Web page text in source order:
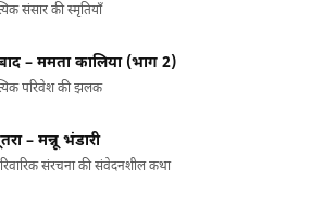
संसार की स्मृतियाँ
– ममता कालिया (भाग 2)
परिवेश की झलक
– मन्नू भंडारी
संरचना की संवेदनशील कथा